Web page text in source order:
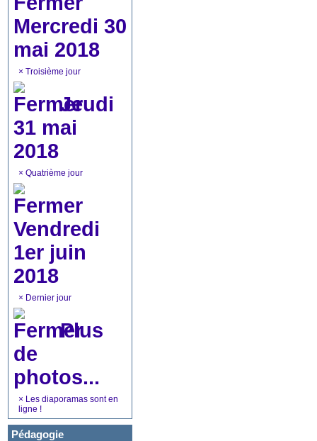
Mercredi 30
mai 2018
× Troisième jour
Jeudi
31 mai
2018
× Quatrième jour
Vendredi
1er juin
2018
× Dernier jour
Plus
de
photos...
× Les diaporamas sont en
ligne !
Pédagogie